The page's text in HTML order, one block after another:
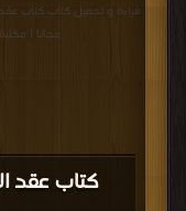
كتاب عقد
مجانا |